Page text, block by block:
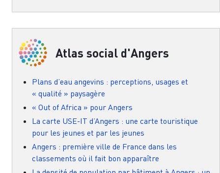
Atlas social d'Angers
Plans d’eau angevins : perceptions, usages et
« qualité » paysagère
« Out of Africa » pour Angers
La carte USE-IT d’Angers : une carte touristique
pour les jeunes et par les jeunes
Angers : première ville de France dans les
classements où il fait bon apparaître